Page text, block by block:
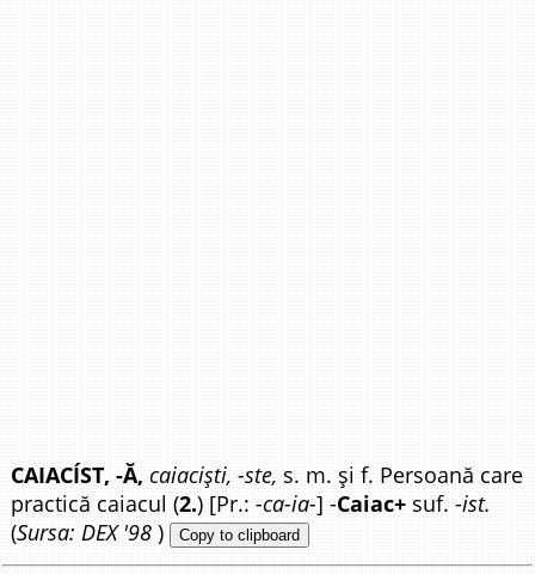
CAIACÍST, -Ă, caiaciști, -ste, s. m. și f. Persoană care
practică caiacul (2.) [Pr.:-ca-ia-] -Caiac+ suf. -ist.
(Sursa: DEX '98 ) Copy to clipboard